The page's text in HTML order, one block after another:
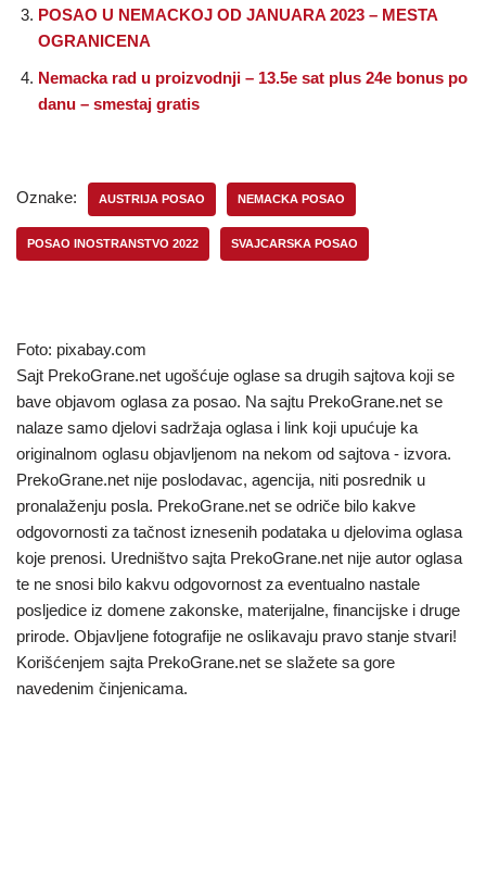
POSAO U NEMACKOJ OD JANUARA 2023 – MESTA
OGRANICENA
Nemacka rad u proizvodnji – 13.5e sat plus 24e bonus po
danu – smestaj gratis
Oznake: AUSTRIJA POSAO NEMACKA POSAO
POSAO INOSTRANSTVO 2022 SVAJCARSKA POSAO
Foto: pixabay.com
Sajt PrekoGrane.net ugošćuje oglase sa drugih sajtova koji se
bave objavom oglasa za posao. Na sajtu PrekoGrane.net se
nalaze samo djelovi sadržaja oglasa i link koji upućuje ka
originalnom oglasu objavljenom na nekom od sajtova - izvora.
PrekoGrane.net nije poslodavac, agencija, niti posrednik u
pronalaženju posla. PrekoGrane.net se odriče bilo kakve
odgovornosti za tačnost iznesenih podataka u djelovima oglasa
koje prenosi. Uredništvo sajta PrekoGrane.net nije autor oglasa
te ne snosi bilo kakvu odgovornost za eventualno nastale
posljedice iz domene zakonske, materijalne, financijske i druge
prirode. Objavljene fotografije ne oslikavaju pravo stanje stvari!
Korišćenjem sajta PrekoGrane.net se slažete sa gore
navedenim činjenicama.